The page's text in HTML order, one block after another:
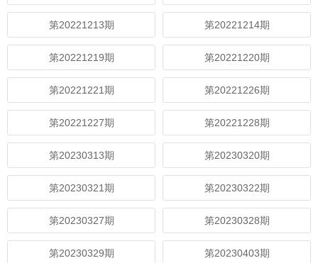
第20221213期 第20221214期
第20221219期 第20221220期
第20221221期 第20221226期
第20221227期 第20221228期
第20230313期 第20230320期
第20230321期 第20230322期
第20230327期 第20230328期
第20230329期 第20230403期